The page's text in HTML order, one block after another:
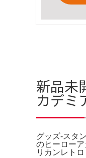
新品未
カデミ
グッズ-スタ
のヒーロー
リカンレト